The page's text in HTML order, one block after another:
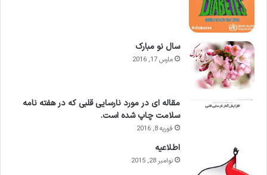
سال نو مبارک
مارس 17, 2016
مقاله ای در مورد نارسایی قلبی که در هفته نامه
سلامت چاپ شده است.
فوریه 8, 2016
اطلاعيه
نوامبر 28, 2015